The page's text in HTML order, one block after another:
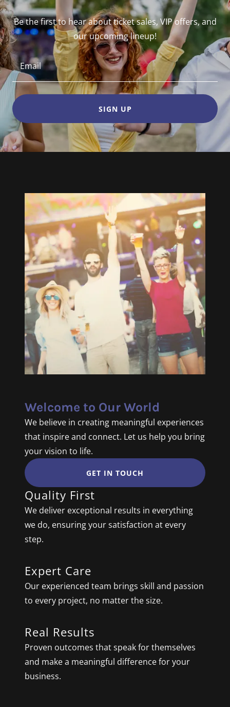
Be the first to hear about ticket sales, VIP offers, and
our upcoming lineup!
Email
SIGN UP
Welcome to Our World
We believe in creating meaningful experiences
that inspire and connect. Let us help you bring
your vision to life.
GET IN TOUCH
Quality First
We deliver exceptional results in everything
we do, ensuring your satisfaction at every
step.
Expert Care
Our experienced team brings skill and passion
to every project, no matter the size.
Real Results
Proven outcomes that speak for themselves
and make a meaningful difference for your
business.